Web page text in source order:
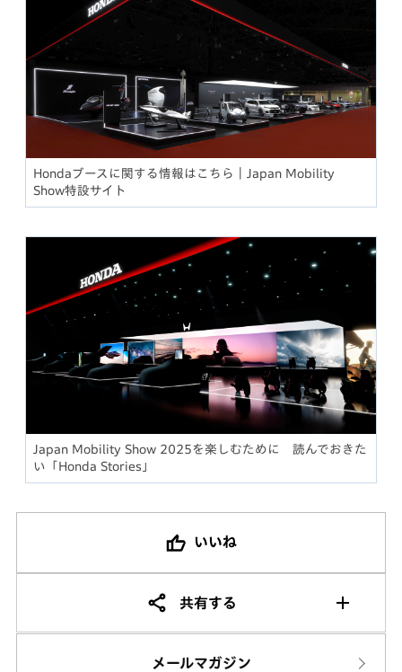
Hondaブースに関する情報はこちら｜Japan Mobility
Show特設サイト
Japan Mobility Show 2025を楽しむために 読んでおきた
い「Honda Stories」
いいね
共有する
メールマガジン